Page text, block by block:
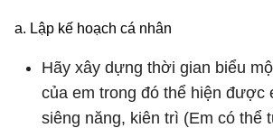
a. Lập kế hoạch cá nhân
Hãy xây dựng thời gian biểu
của em trong đó thể hiện được
siêng năng, kiên trì (Em có thể